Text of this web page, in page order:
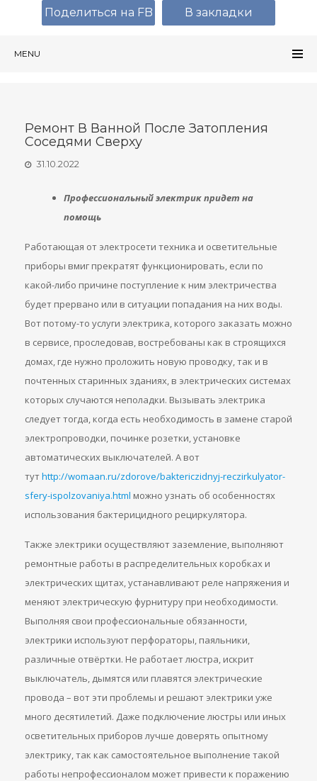
MENU
Ремонт В Ванной После Затопления
Соседями Сверху
31.10.2022
Профессиональный электрик придет на
помощь
Работающая от электросети техника и осветительные
приборы вмиг прекратят функционировать, если по
какой-либо причине поступление к ним электричества
будет прервано или в ситуации попадания на них воды.
Вот потому-то услуги электрика, которого заказать можно
в сервисе, проследовав, востребованы как в строящихся
домах, где нужно проложить новую проводку, так и в
почтенных старинных зданиях, в электрических системах
которых случаются неполадки. Вызывать электрика
следует тогда, когда есть необходимость в замене старой
электропроводки, починке розетки, установке
автоматических выключателей. А вот
тутhttp://womaan.ru/zdorove/baktericzidnyj-reczirkulyator-
sfery-ispolzovaniya.html можно узнать об особенностях
использования бактерицидного рециркулятора.
Также электрики осуществляют заземление, выполняют
ремонтные работы в распределительных коробках и
электрических щитах, устанавливают реле напряжения и
меняют электрическую фурнитуру при необходимости.
Выполняя свои профессиональные обязанности,
электрики используют перфораторы, паяльники,
различные отвёртки. Не работает люстра, искрит
выключатель, дымятся или плавятся электрические
провода – вот эти проблемы и решают электрики уже
много десятилетий. Даже подключение люстры или иных
осветительных приборов лучше доверять опытному
электрику, так как самостоятельное выполнение такой
работы непрофессионалом может привести к поражению
Поделиться на FB В закладки